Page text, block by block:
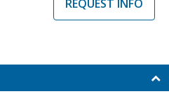
REQUEST INFO